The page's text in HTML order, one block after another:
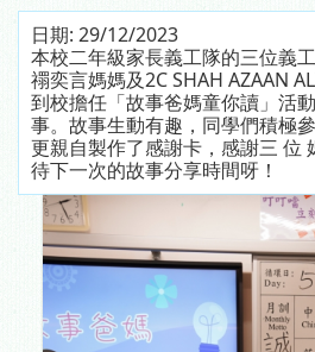
日期: 29/12/2023
本校二年級家長義工隊的三位義
禤奕言媽媽及2C SHAH AZAAN
到校擔任「故事爸媽童你讀」活
事。故事生動有趣，同學們積極
更親自製作了感謝卡，感謝三 位
待下一次的故事分享時間呀！